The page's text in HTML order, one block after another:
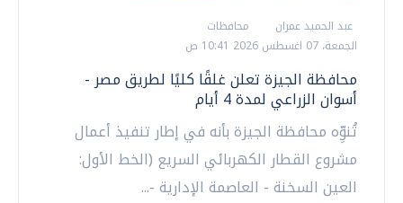
عبد الحميد عمران
محافظات
الجمعة، 07 اغسطس 2026 10:41 ص
محافظة الجيزة تعلن غلقًا كليًا لطريق مصر -
أسوان الزراعي لمدة 4 أيام
تُنوِّه محافظة الجيزة بأنه في إطار تنفيذ أعمال
مشروع القطار الكهربائي السريع (الخط الأول:
العين السخنة - العاصمة الإدارية -...